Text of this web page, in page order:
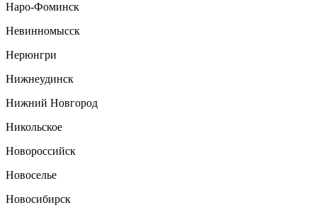
Наро-Фоминск
Невинномысск
Нерюнгри
Нижнеудинск
Нижний Новгород
Никольское
Новороссийск
Новоселье
Новосибирск